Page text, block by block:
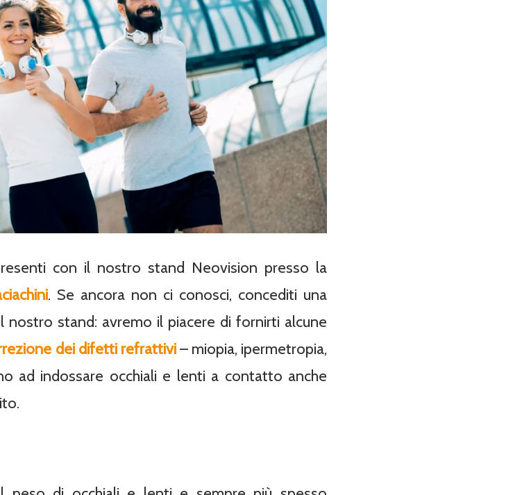
con il nostro stand Neovision presso la
. Se ancora non ci conosci, concediti una
nostro stand: avremo il piacere di fornirti alcune
dei difetti refrattivi– miopia, ipermetropia,
ad indossare occhiali e lenti a contatto anche